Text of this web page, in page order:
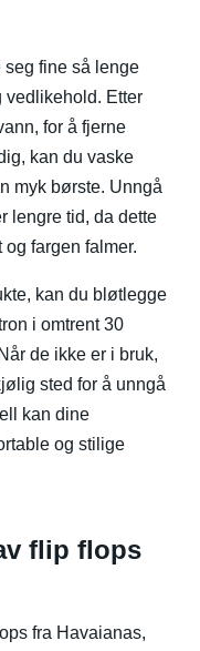
seg fine så lenge
vedlikehold. Etter
for å fjerne
kan du vaske
myk børste. Unngå
lengre tid, da dette
fargen falmer.
kan du bløtlegge
i omtrent 30
de ikke er i bruk,
sted for å unngå
kan dine
og stilige
flip flops
fra Havaianas,